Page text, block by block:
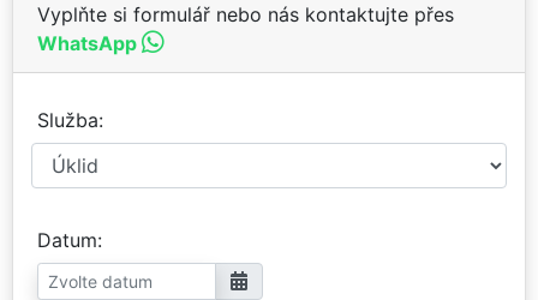
Vyplňte si formulář nebo nás kontaktujte přes
WhatsApp
Služba
Datum